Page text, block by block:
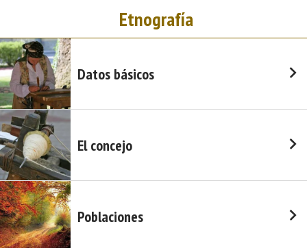
Etnografía
Datos básicos
El concejo
Poblaciones